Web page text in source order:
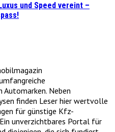
und Speed vereint –
Neben
finden Leser hier wertvolle
für günstige Kfz-
unverzichtbares Portal für